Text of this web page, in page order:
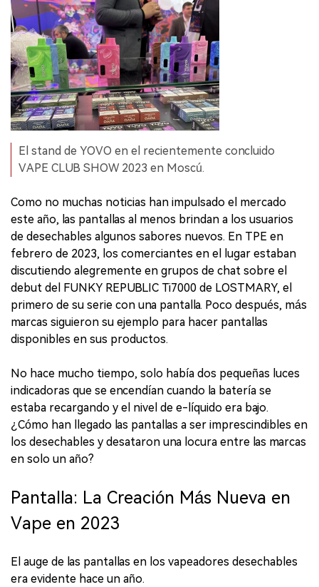
El stand de YOVO en el recientemente concluido
VAPE CLUB SHOW 2023 en Moscú.
Como no muchas noticias han impulsado el mercado
este año, las pantallas al menos brindan a los usuarios
de desechables algunos sabores nuevos. En TPE en
febrero de 2023, los comerciantes en el lugar estaban
discutiendo alegremente en grupos de chat sobre el
debut del FUNKY REPUBLIC Ti7000 de LOSTMARY, el
primero de su serie con una pantalla. Poco después, más
marcas siguieron su ejemplo para hacer pantallas
disponibles en sus productos.
No hace mucho tiempo, solo había dos pequeñas luces
indicadoras que se encendían cuando la batería se
estaba recargando y el nivel de e-líquido era bajo.
¿Cómo han llegado las pantallas a ser imprescindibles en
los desechables y desataron una locura entre las marcas
en solo un año?
Pantalla: La Creación Más Nueva en
Vape en 2023
El auge de las pantallas en los vapeadores desechables
era evidente hace un año.